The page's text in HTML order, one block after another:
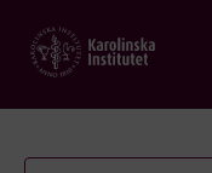
main